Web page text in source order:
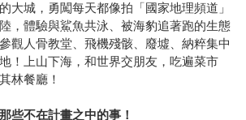
大城，勇闖每天都像拍「國家地理頻道」
，體驗與鯊魚共泳、被海豹追著跑的生態
觀人骨教堂、飛機殘骸、廢墟、納粹集中
！上山下海，和世界交朋友，吃遍菜市
林餐廳！
些不在計畫之中的事！